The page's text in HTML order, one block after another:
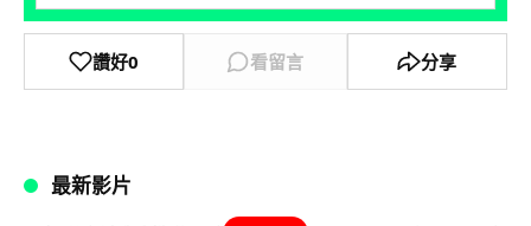
讚好0 看留言 分享
最新影片